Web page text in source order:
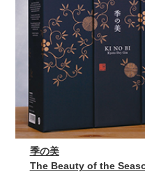
季の美
The Beauty of the